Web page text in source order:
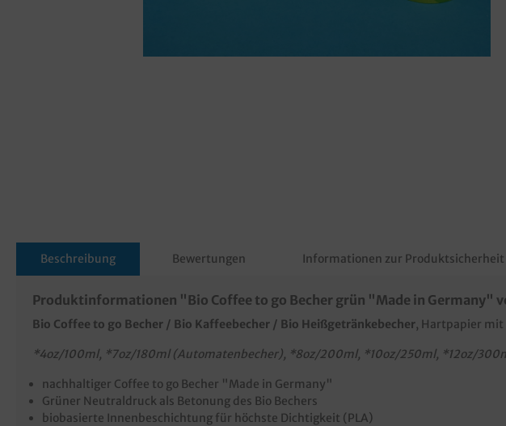
Beschreibung Bewertungen Informationen zur Produktsicherheit
Produktinformationen "Bio Coffee to go Becher grün "Made in Germany"
Bio Coffee to go Becher / Bio Kaffeebecher / Bio Heißgetränkebecher , Hartpapier
*4oz/100ml, *7oz/180ml (Automatenbecher), *8oz/200ml, *10oz/250ml, *12oz/
nachhaltiger Coffee to go Becher "Made in Germany"
Grüner Neutraldruck als Betonung des Bio Bechers
biobasierte Innenbeschichtung für höchste Dichtigkeit (PLA)